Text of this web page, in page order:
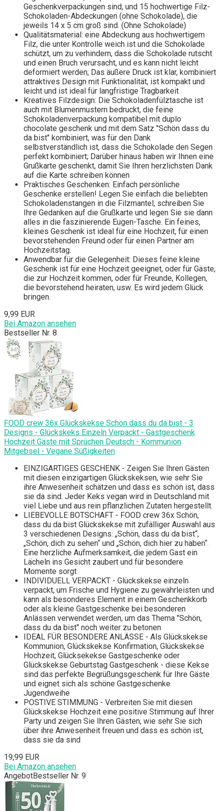
Geschenkverpackungen sind, und 15 hochwertige Filz-
Schokoladen-Abdeckungen (ohne Schokolade), die
jeweils 14 x 5 cm groß sind. (Ohne Schokolade)
Qualitätsmaterial: eine Abdeckung aus hochwertigem
Filz, die unter Kontrolle weich ist und die Schokolade
schützt, um zu verhindern, dass die Schokolade rutscht
und einen Bruch verursacht, und es kann nicht leicht
deformiert werden; Das äußere Druck ist klar, kombiniert
attraktives Design mit Funktionalität, ist kompakt und
leicht und ist ideal für langfristige Tragbarkeit
Kreatives Filzdesign: Die Schokoladenfülztasche ist
auch mit Blumenmustern bedruckt, die feine
Schokoladenverpackung kompatibel mit duplo
chocolate geschenk und mit dem Satz "Schön dass du
da bist" kombiniert, was für den Dank
selbstverständlich ist, dass die Schokolade den Segen
perfekt kombiniert; Darüber hinaus haben wir Ihnen eine
Grußkarte geschenkt, damit Sie Ihren herzlichsten Dank
auf die Karte schreiben können
Praktisches Geschenken: Einfach persönliche
Geschenke erstellen! Legen Sie einfach die beliebten
Schokoladenstangen in die Filzmantel, schreiben Sie
Ihre Gedanken auf die Grußkarte und legen Sie sie dann
alles in die faszinierende Eugen-Tasche. Ein feines,
kleines Geschenk ist ideal für eine Hochzeit, für einen
bevorstehenden Freund oder für einen Partner am
Hochzeitstag.
Anwendbar für die Gelegenheit: Dieses feine kleine
Geschenk ist für eine Hochzeit geeignet, oder für Gäste,
die zur Hochzeit kommen, oder für Freunde, Kollegen,
die bevorstehend heiraten, usw. Es wird jedem Glück
bringen.
9,99 EUR
Bei Amazon ansehen
Bestseller Nr. 8
FOOD crew 36x Glückskekse Schön dass du da bist - 3
Designs - Glückskeks Einzeln Verpackt - Gastgeschenk
Hochzeit Gäste mit Sprüchen Deutsch - Kommunion
Mitgebsel - Vegane Süßigkeiten
EINZIGARTIGES GESCHENK - Zeigen Sie Ihren Gästen
mit diesen einzigartigen Glückskeksen, wie sehr Sie
ihre Anwesenheit schätzen und dass es schön ist, dass
sie da sind. Jeder Keks vegan wird in Deutschland mit
viel Liebe und aus rein pflanzlichen Zutaten hergestellt.
LIEBEVOLLE BOTSCHAFT - FOOD crew 36x Schön,
dass du da bist Glückskekse mit zufälliger Auswahl aus
3 verschiedenen Designs: „Schön, dass du da bist“,
„Schön, dich zu sehen“ und „Schön, dich hier zu haben“.
Eine herzliche Aufmerksamkeit, die jedem Gast ein
Lächeln ins Gesicht zaubert und für besondere
Momente sorgt
INDIVIDUELL VERPACKT - Glückskekse einzeln
verpackt, um Frische und Hygiene zu gewährleisten und
kann als besonderes Element in einem Geschenkkorb
oder als kleine Gastgeschenke bei besonderen
Anlässen verwendet werden, um das Thema "Schön,
dass du da bist" noch weiter zu betonen
IDEAL FÜR BESONDERE ANLÄSSE - Als Glückskekse
Kommunion, Glückskekse Konfirmation, Glückskekse
Hochzeit, Glücksekekse Gastgeschenke oder
Glückskekse Geburtstag Gastgeschenk - diese Kekse
sind das perfekte Begrüßungsgeschenk für Ihre Gäste
und eignet sich als schöne Gastgeschenke
Jugendweihe
POSTIVE STIMMUNG - Verbreiten Sie mit diesen
Glückskekse Hochzeit eine positive Stimmung auf Ihrer
Party und zeigen Sie Ihren Gästen, wie sehr Sie sich
über ihre Anwesenheit freuen und dass es schön ist,
dass sie da sind
19,99 EUR
Bei Amazon ansehen
AngebotBestseller Nr. 9